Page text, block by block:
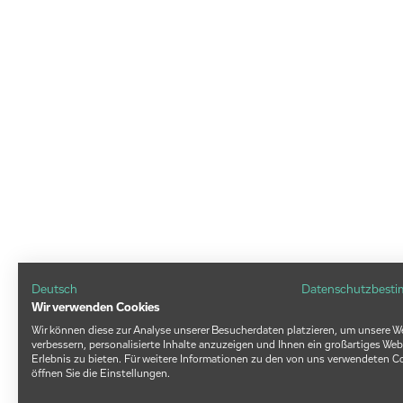
Deutsch
Wir verwenden Cookies
Wir können diese zur Analyse unserer Besucherdaten platzieren, um unsere
verbessern, personalisierte Inhalte anzuzeigen und Ihnen ein großartiges
Erlebnis zu bieten. Für weitere Informationen zu den von uns verwendeten
öffnen Sie die Einstellungen.